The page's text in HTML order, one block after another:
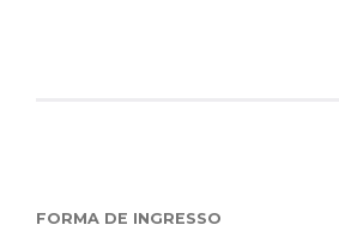
FORMA DE INGRESSO